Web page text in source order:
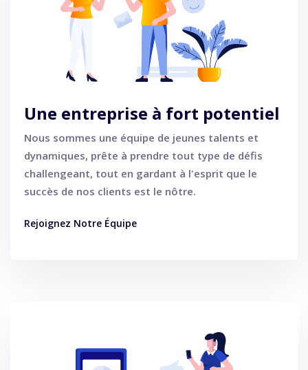
Une entreprise à fort potentiel
Nous sommes une équipe de jeunes talents et
dynamiques, prête à prendre tout type de défis
challengeant, tout en gardant à l'esprit que le
succès de nos clients est le nôtre.
Rejoignez Notre Équipe